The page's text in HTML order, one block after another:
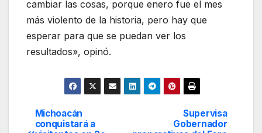
cambiar las cosas, porque enero fue el mes
más violento de la historia, pero hay que
esperar para que se puedan ver los
resultados», opinó.
Navegación
Supervisa
Gobernador
Michoacán
conquistará a